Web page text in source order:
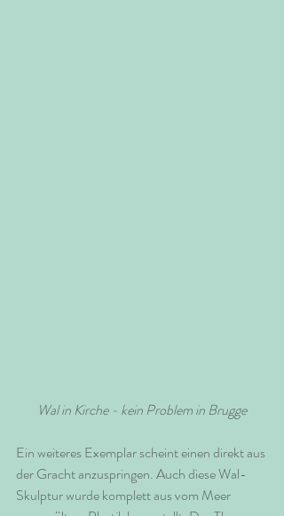
Wal in Kirche - kein Problem in Brugge
Ein weiteres Exemplar scheint einen direkt aus
der Gracht anzuspringen. Auch diese Wal-
Skulptur wurde komplett aus vom Meer